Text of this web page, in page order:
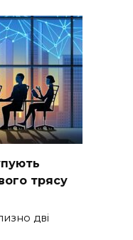
трясу
дві